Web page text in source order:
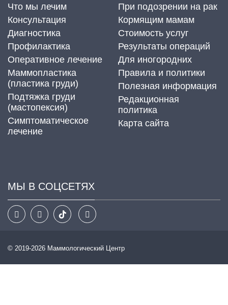
Что мы лечим
Консультация
Диагностика
Профилактика
Оперативное лечение
Маммопластика
(пластика груди)
Подтяжка груди
(мастопексия)
Cимптоматическое
лечение
При подозрении на рак
Кормящим мамам
Стоимость услуг
Результаты операций
Для иногородних
Правила и политики
Полезная информация
Редакционная
политика
Карта сайта
МЫ В СОЦСЕТЯХ
© 2019-2026 Маммологический Центр